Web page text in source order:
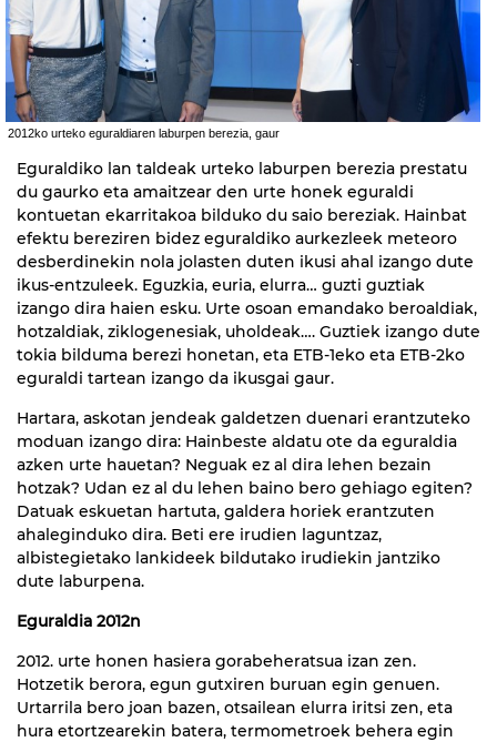
2012ko urteko eguraldiaren laburpen berezia, gaur
Eguraldiko lan taldeak urteko laburpen berezia prestatu
du gaurko eta amaitzear den urte honek eguraldi
kontuetan ekarritakoa bilduko du saio bereziak. Hainbat
efektu bereziren bidez eguraldiko aurkezleek meteoro
desberdinekin nola jolasten duten ikusi ahal izango dute
ikus-entzuleek. Eguzkia, euria, elurra… guzti guztiak
izango dira haien esku. Urte osoan emandako beroaldiak,
hotzaldiak, ziklogenesiak, uholdeak…. Guztiek izango dute
tokia bilduma berezi honetan, eta ETB-1eko eta ETB-2ko
eguraldi tartean izango da ikusgai gaur.
Hartara, askotan jendeak galdetzen duenari erantzuteko
moduan izango dira: Hainbeste aldatu ote da eguraldia
azken urte hauetan? Neguak ez al dira lehen bezain
hotzak? Udan ez al du lehen baino bero gehiago egiten?
Datuak eskuetan hartuta, galdera horiek erantzuten
ahaleginduko dira. Beti ere irudien laguntzaz,
albistegietako lankideek bildutako irudiekin jantziko
dute laburpena.
Eguraldia 2012n
2012. urte honen hasiera gorabeheratsua izan zen.
Hotzetik berora, egun gutxiren buruan egin genuen.
Urtarrila bero joan bazen, otsailean elurra iritsi zen, eta
hura etortzearekin batera, termometroek behera egin